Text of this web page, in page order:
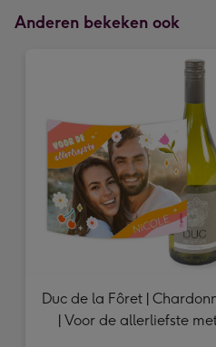
Anderen bekeken ook
Duc de la Fôret |
| Voor de allerliefste